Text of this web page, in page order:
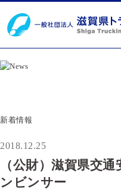
新着情報
2018.12.25
（公財）滋賀県交
ンビンサー